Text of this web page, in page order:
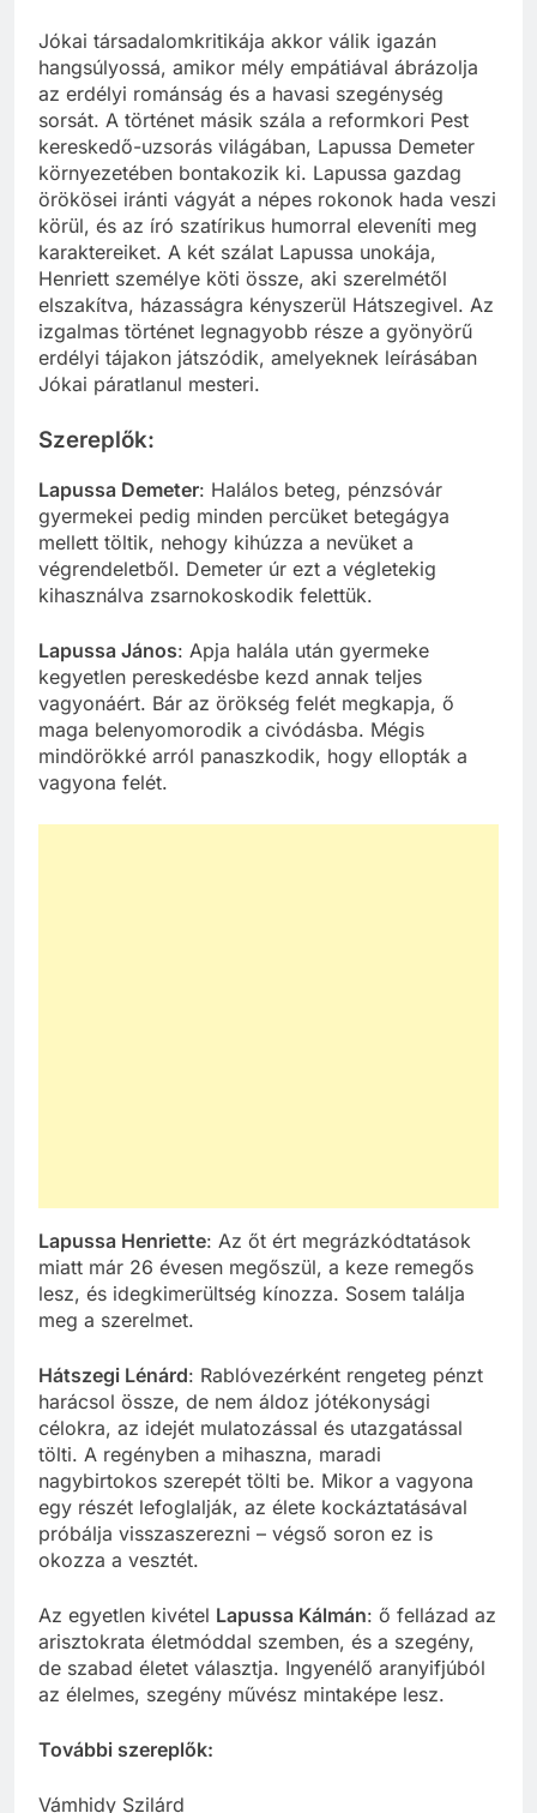
Jókai társadalomkritikája akkor válik igazán
hangsúlyossá, amikor mély empátiával ábrázolja
az erdélyi románság és a havasi szegénység
sorsát. A történet másik szála a reformkori Pest
kereskedő-uzsorás világában, Lapussa Demeter
környezetében bontakozik ki. Lapussa gazdag
örökösei iránti vágyát a népes rokonok hada veszi
körül, és az író szatírikus humorral eleveníti meg
karaktereiket. A két szálat Lapussa unokája,
Henriett személye köti össze, aki szerelmétől
elszakítva, házasságra kényszerül Hátszegivel. Az
izgalmas történet legnagyobb része a gyönyörű
erdélyi tájakon játszódik, amelyeknek leírásában
Jókai páratlanul mesteri.
Szereplők:
Lapussa Demeter: Halálos beteg, pénzsóvár
gyermekei pedig minden percüket betegágya
mellett töltik, nehogy kihúzza a nevüket a
végrendeletből. Demeter úr ezt a végletekig
kihasználva zsarnokoskodik felettük.
Lapussa János: Apja halála után gyermeke
kegyetlen pereskedésbe kezd annak teljes
vagyonáért. Bár az örökség felét megkapja, ő
maga belenyomorodik a civódásba. Mégis
mindörökké arról panaszkodik, hogy ellopták a
vagyona felét.
Lapussa Henriette: Az őt ért megrázkódtatások
miatt már 26 évesen megőszül, a keze remegős
lesz, és idegkimerültség kínozza. Sosem találja
meg a szerelmet.
Hátszegi Lénárd: Rablóvezérként rengeteg pénzt
harácsol össze, de nem áldoz jótékonysági
célokra, az idejét mulatozással és utazgatással
tölti. A regényben a mihaszna, maradi
nagybirtokos szerepét tölti be. Mikor a vagyona
egy részét lefoglalják, az élete kockáztatásával
próbálja visszaszerezni – végső soron ez is
okozza a vesztét.
Az egyetlen kivétel Lapussa Kálmán: ő fellázad az
arisztokrata életmóddal szemben, és a szegény,
de szabad életet választja. Ingyenélő aranyifjúból
az élelmes, szegény művész mintaképe lesz.
További szereplők:
Vámhidy Szilárd